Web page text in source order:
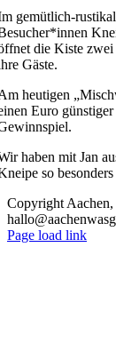
gemütlich-
die Kiste zwei
Gäste.
heutigen
Euro
haben mit Jan
so
Copyright
Instagram
LinkedIn
Tiktok
YouTube
Page load link